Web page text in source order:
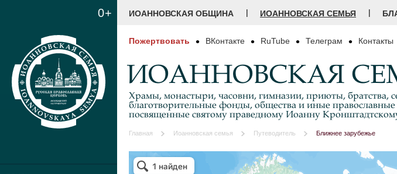
0+ ИОАННОВСКАЯ ОБЩИНА | ИОАННОВСКАЯ СЕМЬЯ |
Пожертвовать ВКонтакте RuTube Телеграм Контакты
ИОАННОВСКАЯ
Храмы, монастыри, часовни, гимназии, приюты, братства,
благотворительные фонды, общества и иные
посвященные святому праведному Иоанну
Главная Иоанновская семья Путеводитель Ближнее зарубежье